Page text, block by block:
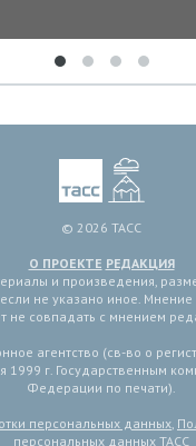
© 2026 ТАСС
О ПРОЕКТЕ РЕДАКЦИЯ
и произведения,
не указано иное.
не совпадать с мнением
агентство (св-во о
1999 г. Государственным
Федерации по печати).
персональных данных,
персональных данных ТАСС